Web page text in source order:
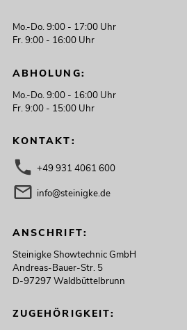
Mo.-Do. 9:00 - 17:00 Uhr
Fr. 9:00 - 16:00 Uhr
ABHOLUNG:
Mo.-Do. 9:00 - 16:00 Uhr
Fr. 9:00 - 15:00 Uhr
KONTAKT:
+49 931 4061 600
info@steinigke.de
ANSCHRIFT:
Steinigke Showtechnic GmbH
Andreas-Bauer-Str. 5
D-97297 Waldbüttelbrunn
ZUGEHÖRIGKEIT: